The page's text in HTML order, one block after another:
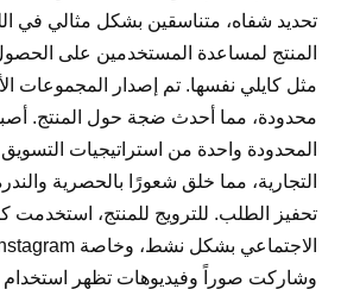
تحديد شفاه، متناسقين بشكل مثالي في
المنتج لمساعدة المستخدمين على
مثل كايلي نفسها. تم إصدار المجموعات
محدودة، مما أحدث ضجة حول المنتج.
المحدودة واحدة من استراتيجيات التسويق
التجارية، مما خلق شعورًا بالحصرية
تحفيز الطلب. للترويج للمنتج، استخدمت